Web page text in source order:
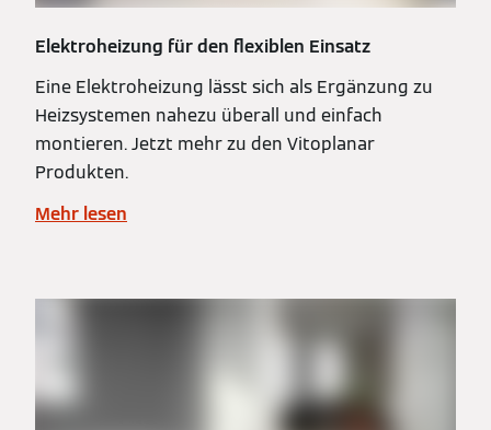
Elektroheizung für den flexiblen Einsatz
Eine Elektroheizung lässt sich als Ergänzung zu
Heizsystemen nahezu überall und einfach
montieren. Jetzt mehr zu den Vitoplanar
Produkten.
Mehr lesen